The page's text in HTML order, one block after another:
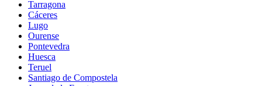
Tarragona
Cáceres
Lugo
Ourense
Pontevedra
Huesca
Teruel
Santiago de Compostela